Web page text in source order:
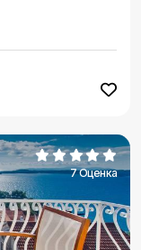
7 Оценка